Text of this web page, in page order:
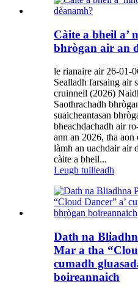
Càite a bheil a’
bhrògan air an
le rianaire air 26-01-
Sealladh farsaing air
cruinneil (2026)
Saothrachadh
suaicheantasan
bheachdachadh air
ann an 2026, tha aon
làmh an uachdair air
càite a bheil...
Leugh tuilleadh
Dath na
Mar a tha
cumadh
boireannaich